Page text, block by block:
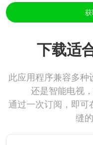
下载适
此应用程序兼容多
还是智能电视
通过一次订阅，即
缝